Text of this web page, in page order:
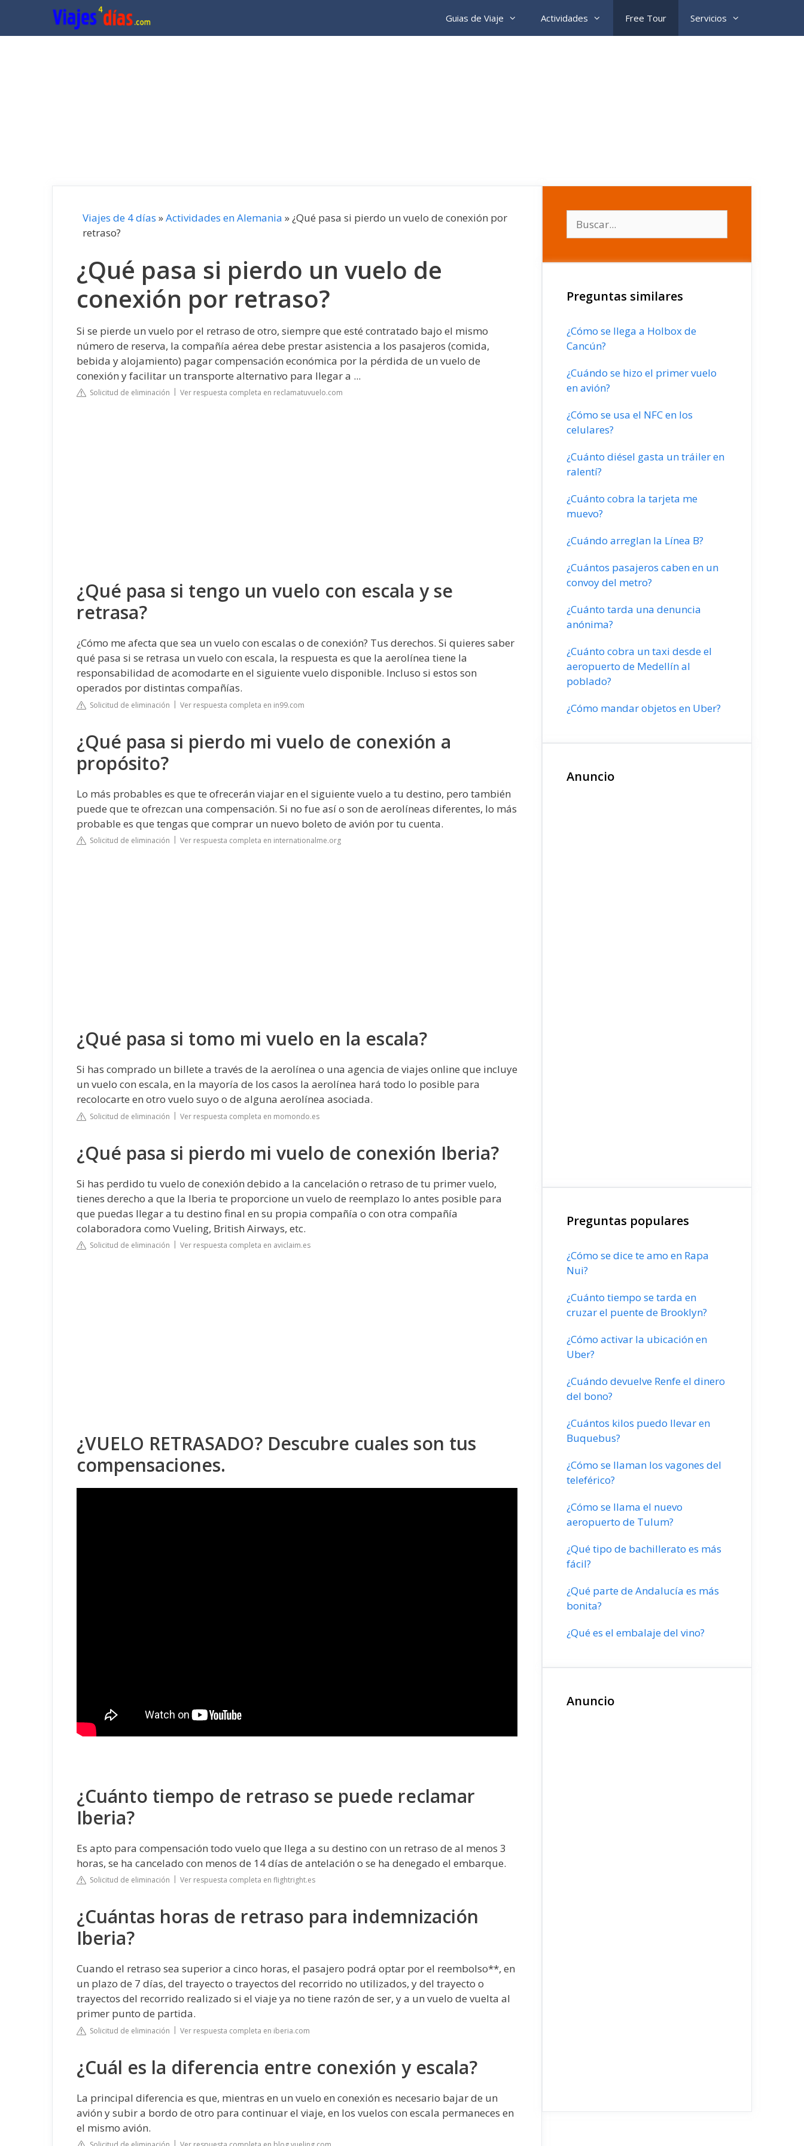
contenido
Guias de Viaje Actividades Free Tour Servicios
Viajes de 4 días »Actividades en Alemania »¿Qué pasa si pierdo un vuelo de conexión por
retraso?
¿Qué pasa si pierdo un vuelo de
conexión por retraso?
Si se pierde un vuelo por el retraso de otro, siempre que esté contratado bajo el mismo
número de reserva, la compañía aérea debe prestar asistencia a los pasajeros (comida,
bebida y alojamiento) pagar compensación económica por la pérdida de un vuelo de
conexión y facilitar un transporte alternativo para llegar a ...
Solicitud de eliminación Ver respuesta completa en reclamatuvuelo.com
¿Qué pasa si tengo un vuelo con escala y se
retrasa?
¿Cómo me afecta que sea un vuelo con escalas o de conexión? Tus derechos. Si quieres saber
qué pasa si se retrasa un vuelo con escala, la respuesta es que la aerolínea tiene la
responsabilidad de acomodarte en el siguiente vuelo disponible. Incluso si estos son
operados por distintas compañías.
Solicitud de eliminación Ver respuesta completa en in99.com
¿Qué pasa si pierdo mi vuelo de conexión a
propósito?
Lo más probables es que te ofrecerán viajar en el siguiente vuelo a tu destino, pero también
puede que te ofrezcan una compensación. Si no fue así o son de aerolíneas diferentes, lo más
probable es que tengas que comprar un nuevo boleto de avión por tu cuenta.
Solicitud de eliminación Ver respuesta completa en internationalme.org
¿Qué pasa si tomo mi vuelo en la escala?
Si has comprado un billete a través de la aerolínea o una agencia de viajes online que incluye
un vuelo con escala, en la mayoría de los casos la aerolínea hará todo lo posible para
recolocarte en otro vuelo suyo o de alguna aerolínea asociada.
Solicitud de eliminación Ver respuesta completa en momondo.es
¿Qué pasa si pierdo mi vuelo de conexión Iberia?
Si has perdido tu vuelo de conexión debido a la cancelación o retraso de tu primer vuelo,
tienes derecho a que la Iberia te proporcione un vuelo de reemplazo lo antes posible para
que puedas llegar a tu destino final en su propia compañía o con otra compañía
colaboradora como Vueling, British Airways, etc.
Solicitud de eliminación Ver respuesta completa en aviclaim.es
¿VUELO RETRASADO? Descubre cuales son tus
compensaciones.
¿Cuánto tiempo de retraso se puede reclamar
Iberia?
Es apto para compensación todo vuelo que llega a su destino con un retraso de al menos 3
horas, se ha cancelado con menos de 14 días de antelación o se ha denegado el embarque.
Solicitud de eliminación Ver respuesta completa en flightright.es
¿Cuántas horas de retraso para indemnización
Iberia?
Cuando el retraso sea superior a cinco horas, el pasajero podrá optar por el reembolso**, en
un plazo de 7 días, del trayecto o trayectos del recorrido no utilizados, y del trayecto o
trayectos del recorrido realizado si el viaje ya no tiene razón de ser, y a un vuelo de vuelta al
primer punto de partida.
Solicitud de eliminación Ver respuesta completa en iberia.com
¿Cuál es la diferencia entre conexión y escala?
La principal diferencia es que, mientras en un vuelo en conexión es necesario bajar de un
avión y subir a bordo de otro para continuar el viaje, en los vuelos con escala permaneces en
el mismo avión.
Preguntas similares
¿Cómo se llega a Holbox de
Cancún?
¿Cuándo se hizo el primer vuelo
en avión?
¿Cómo se usa el NFC en los
celulares?
¿Cuánto diésel gasta un tráiler en
ralentí?
¿Cuánto cobra la tarjeta me
muevo?
¿Cuándo arreglan la Línea B?
¿Cuántos pasajeros caben en un
convoy del metro?
¿Cuánto tarda una denuncia
anónima?
¿Cuánto cobra un taxi desde el
aeropuerto de Medellín al
poblado?
¿Cómo mandar objetos en Uber?
Anuncio
Preguntas populares
¿Cómo se dice te amo en Rapa
Nui?
¿Cuánto tiempo se tarda en
cruzar el puente de Brooklyn?
¿Cómo activar la ubicación en
Uber?
¿Cuándo devuelve Renfe el dinero
del bono?
¿Cuántos kilos puedo llevar en
Buquebus?
¿Cómo se llaman los vagones del
teleférico?
¿Cómo se llama el nuevo
aeropuerto de Tulum?
¿Qué tipo de bachillerato es más
fácil?
¿Qué parte de Andalucía es más
bonita?
¿Qué es el embalaje del vino?
Anuncio